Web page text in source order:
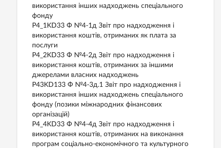
використання інших надходжень спеціального
фонду
P4_1KD33 Ф №4-1д Звіт про надходження і
використання коштів, отриманих як плата за
послуги
P4_2KD33 Ф №4-2д Звіт про надходження і
використання коштів, отриманих за іншими
джерелами власних надходжень
P43KD133 Ф №4-3д.1 Звіт про надходження і
використання інших надходжень спеціального
фонду (позики міжнародних фінансових
організацій)
P4_4KD33 Ф №4-4д Звіт про надходження і
використання коштів, отриманих на виконання
програм соціально-економічного та культурного